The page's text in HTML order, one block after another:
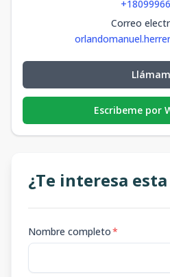
Correo
Escribeme por
¿Te interesa
Nombre completo*